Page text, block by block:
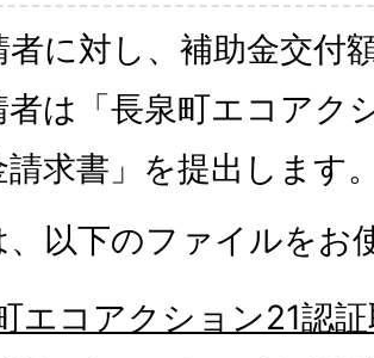
者に対し、補助金交付
者は「長泉町エコアク
請求書」を提出します
、以下のファイルをお
エコアクション21認